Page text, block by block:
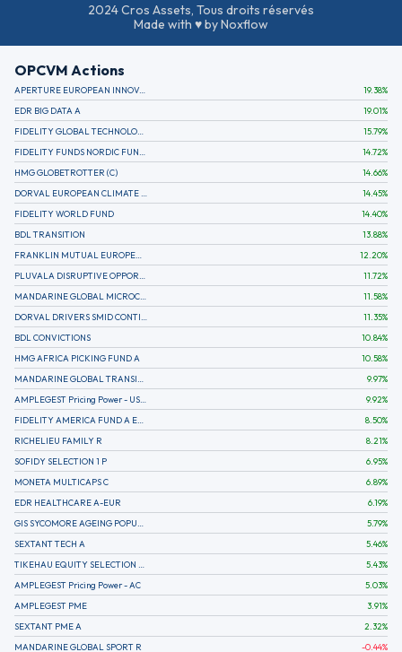
2024 Cros Assets, Tous droits réservés
Made with ♥ by Noxflow
OPCVM Actions
APERTURE EUROPEAN INNOVATION 19.38%
EDR BIG DATA A
19.01%
15.79%
14.72%
HMG GLOBETROTTER (C)
14.66%
14.45%
FIDELITY WORLD FUND
14.40%
BDL TRANSITION
13.88%
12.20%
11.72%
11.58%
11.35%
BDL CONVICTIONS
10.84%
HMG AFRICA PICKING FUND A
10.58%
9.97%
9.92%
8.50%
RICHELIEU FAMILY R
8.21%
SOFIDY SELECTION 1 P
6.95%
MONETA MULTICAPS C
6.89%
EDR HEALTHCARE A-EUR
6.19%
5.79%
SEXTANT TECH A
5.46%
5.43%
AMPLEGEST Pricing Power - AC
5.03%
AMPLEGEST PME
3.91%
SEXTANT PME A
2.32%
MANDARINE GLOBAL SPORT R
-0.44%